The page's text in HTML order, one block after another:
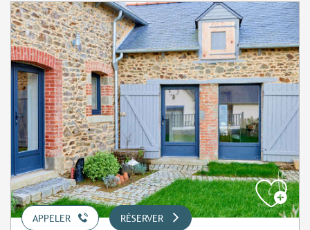
APPELER RÉSERVER